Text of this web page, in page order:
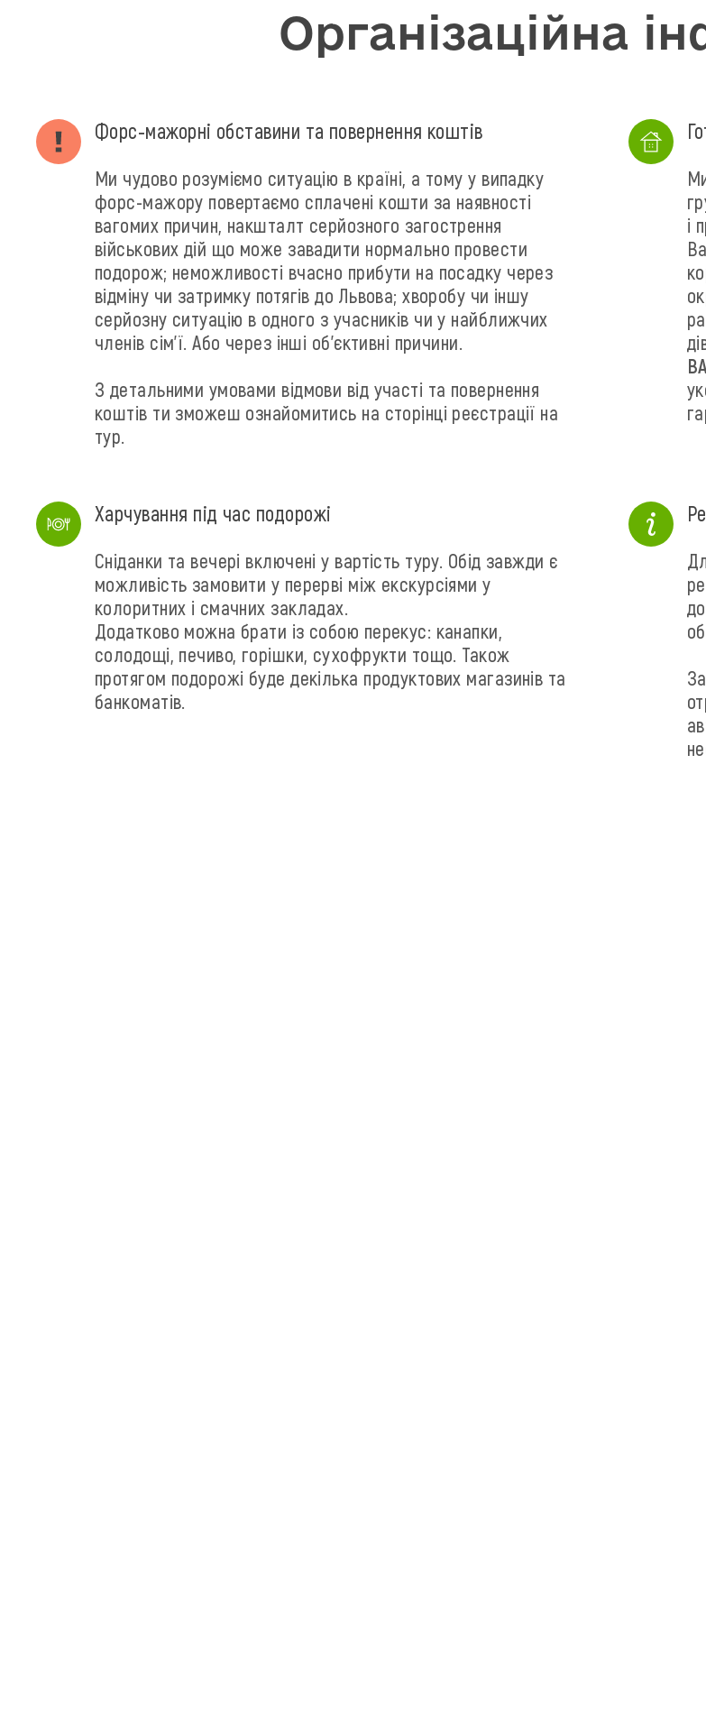
Організаційна
Форс-мажорні обставини та повернення коштів
Ми чудово розуміємо ситуацію в країні, а тому у випадку
форс-мажору повертаємо сплачені кошти за наявності
вагомих причин, накшталт серйозного загострення
військових дій що може завадити нормально провести
подорож; неможливості вчасно прибути на посадку через
відміну чи затримку потягів до Львова; хворобу чи іншу
серйозну ситуацію в одного з учасників чи у найближчих
членів сім'ї. Або через інші об'єктивні причини.
З детальними умовами відмови від участі та повернення
коштів ти зможеш ознайомитись на сторінці реєстрації на
тур.
і
Харчування під час подорожі
Сніданки та вечері включені у вартість туру. Обід завжди є
можливість замовити у перерві між екскурсіями у
колоритних і смачних закладах.
Додатково можна брати із собою перекус: канапки,
солодощі, печиво, горішки, сухофрукти тощо. Також
протягом подорожі буде декілька продуктових магазинів та
банкоматів.